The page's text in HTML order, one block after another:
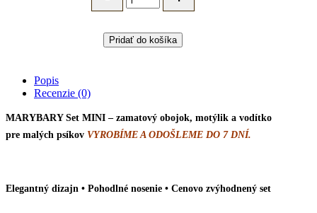
set
obojok,
motýlik
psa
-
rôzne
Pridať do košíka
Popis
Recenzie (0)
MARYBARY Set MINI – zamatový obojok, motýlik a vodítko
pre malých psíkov VYROBÍME A ODOŠLEME DO 7 DNÍ.
Elegantný dizajn • Pohodlné nosenie • Cenovo zvýhodnený set